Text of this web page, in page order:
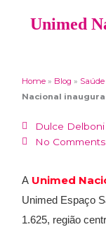
Unimed
Home » Blog » Saúde
Nacional inaugura
Dulce Delboni
No Comments
A Unimed
Unimed Espaço
1.625, região